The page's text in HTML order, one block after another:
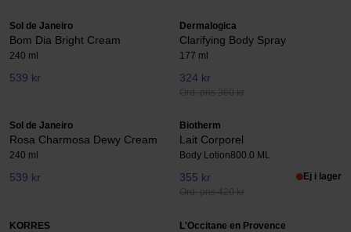
Sol de Janeiro
Bom Dia Bright Cream
240 ml
539 kr
Dermalogica
Clarifying Body Spray
177 ml
324 kr
Ord. pris 360 kr
Sol de Janeiro
Rosa Charmosa Dewy Cream
240 ml
539 kr
Biotherm
Lait Corporel
Body Lotion800.0 ML
355 kr
Ord. pris 420 kr
Ej i lager
KORRES L'Occitane en Provence